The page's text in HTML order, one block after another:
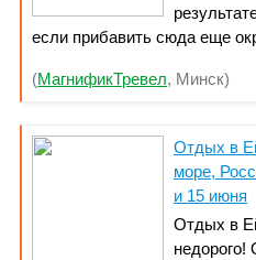
если прибавить сюда еще
Кабардинке действительно
(МагнификТревел, Минск)
Отдых в
море,
и 15 июня
Отдых в
недорого!